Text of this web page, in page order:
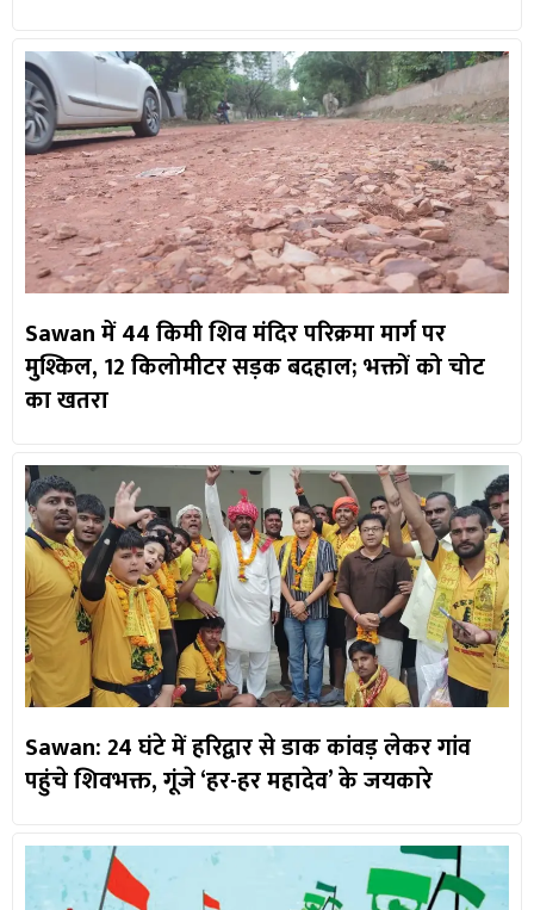
Sawan में 44 किमी शिव मंदिर परिक्रमा मार्ग पर
मुश्किल, 12 किलोमीटर सड़क बदहाल; भक्तों को चोट
का खतरा
Sawan: 24 घंटे में हरिद्वार से डाक कांवड़ लेकर गांव
पहुंचे शिवभक्त, गूंजे ‘हर-हर महादेव’ के जयकारे